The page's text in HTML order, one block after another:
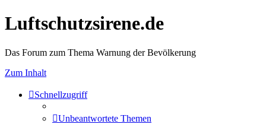
Luftschutzsirene.de
Das Forum zum Thema Warnung der Bevölkerung
Zum Inhalt
Schnellzugriff
Unbeantwortete Themen